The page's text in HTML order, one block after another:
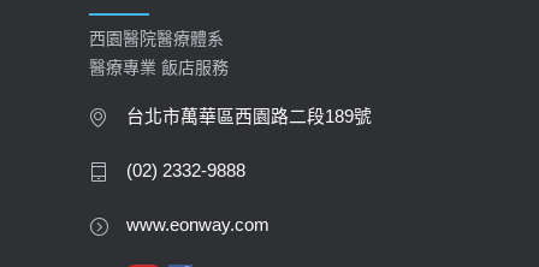
西園醫院醫療體系
醫療專業 飯店服務
台北市萬華區西園路二段189號
(02) 2332-9888
www.eonway.com